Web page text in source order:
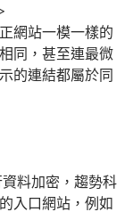
網站一模一樣的
同，甚至連最微
的連結都屬於同
料加密，趨勢科
入口網站，例如